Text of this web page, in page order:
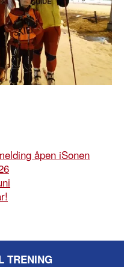
åpen iSonen
TRENING